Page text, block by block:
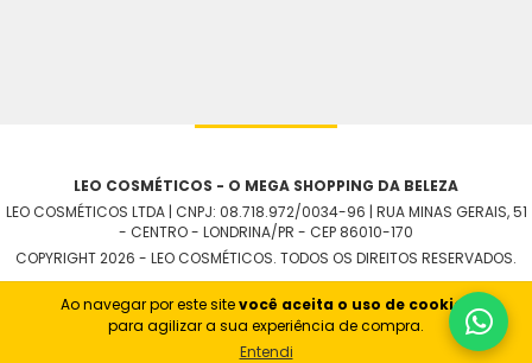
Ao navegar por este sitevocê aceita o uso de cookies
para agilizar a sua experiência de compra.
Entendi
LEO COSMÉTICOS - O MEGA SHOPPING DA BELEZA
LEO COSMÉTICOS LTDA | CNPJ: 08.718.972/0034-96 | RUA MINAS GERAIS, 51
- CENTRO - LONDRINA/PR - CEP 86010-170
COPYRIGHT 2026 - LEO COSMÉTICOS. TODOS OS DIREITOS RESERVADOS.